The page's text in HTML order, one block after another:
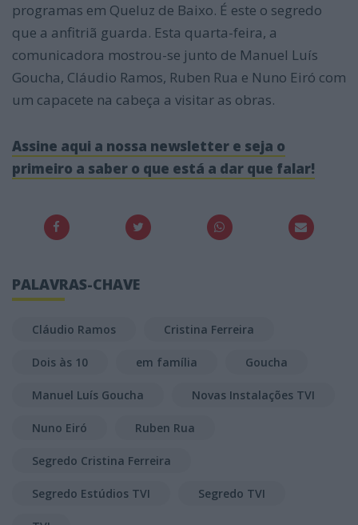
programas em Queluz de Baixo. É este o segredo
que a anfitriã guarda. Esta quarta-feira, a
comunicadora mostrou-se junto de Manuel Luís
Goucha, Cláudio Ramos, Ruben Rua e Nuno Eiró com
um capacete na cabeça a visitar as obras.
Assine aqui a nossa newsletter e seja o
primeiro a saber o que está a dar que falar!
PALAVRAS-CHAVE
Cláudio Ramos Cristina Ferreira
Dois às 10 em família Goucha
Manuel Luís Goucha Novas Instalações TVI
Nuno Eiró Ruben Rua
Segredo Cristina Ferreira
Segredo Estúdios TVI Segredo TVI